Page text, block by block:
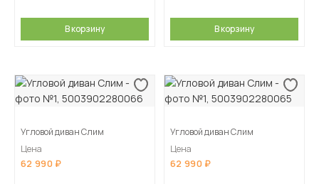
В корзину В корзину
Угловой диван Слим
Цена
62 990
Угловой диван Слим
Цена
62 990